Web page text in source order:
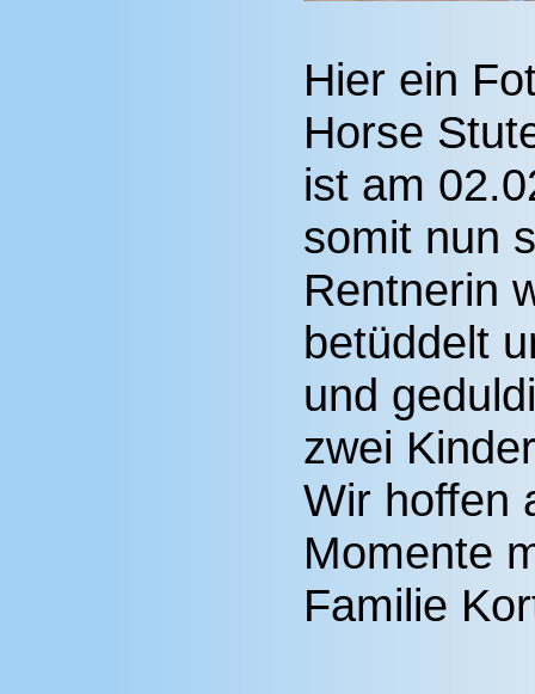
Hier ein
Horse
ist am
somit nun
Rentnerin
betüddelt
und
zwei
Wir hoffen
Momente
Familie